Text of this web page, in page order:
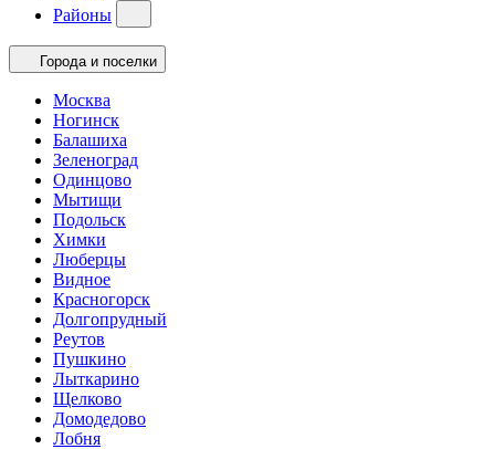
Районы
Города и поселки
Москва
Ногинск
Балашиха
Зеленоград
Одинцово
Мытищи
Подольск
Химки
Люберцы
Видное
Красногорск
Долгопрудный
Реутов
Пушкино
Лыткарино
Щелково
Домодедово
Лобня